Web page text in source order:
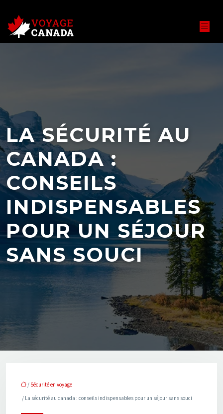
LA SÉCURITÉ AU
CANADA :
CONSEILS
INDISPENSABLES
POUR UN SÉJOUR
SANS SOUCI
/ Sécurité en voyage
/ La sécurité au canada : conseils indispensables pour un séjour sans souci